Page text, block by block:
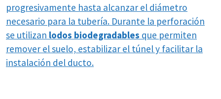
progresivamente hasta alcanzar el diámetro
necesario para la tubería. Durante la perforación
se utilizan lodos biodegradables que permiten
remover el suelo, estabilizar el túnel y facilitar la
instalación del ducto.